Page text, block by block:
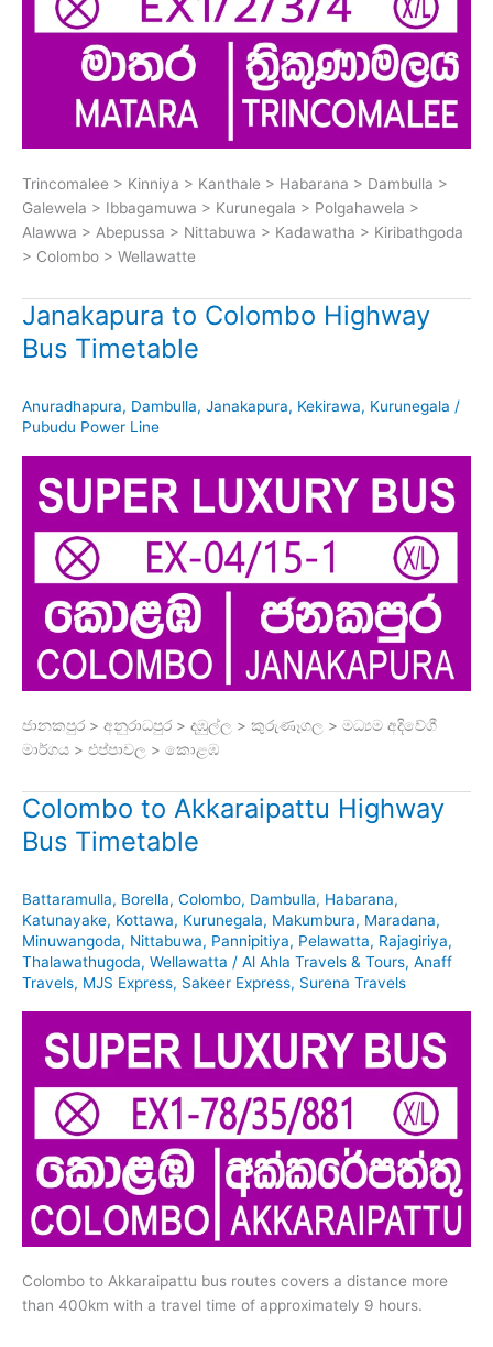
Trincomalee > Kinniya > Kanthale > Habarana > Dambulla >
Galewela > Ibbagamuwa > Kurunegala > Polgahawela >
Alawwa > Abepussa > Nittabuwa > Kadawatha > Kiribathgoda
> Colombo > Wellawatte
Janakapura to Colombo Highway
Bus Timetable
Anuradhapura, Dambulla, Janakapura, Kekirawa, Kurunegala /
Pubudu Power Line
ජානකපුර > අනුරාධපුර > දඹුල්ල > කුරුණෑගල > මධ්‍යම අදිවේගී
මාර්ගය > එප්පාවල > කොළඹ
Colombo to Akkaraipattu Highway
Bus Timetable
Battaramulla, Borella, Colombo, Dambulla, Habarana,
Katunayake, Kottawa, Kurunegala, Makumbura, Maradana,
Minuwangoda, Nittabuwa, Pannipitiya, Pelawatta, Rajagiriya,
Thalawathugoda, Wellawatta / Al Ahla Travels & Tours, Anaff
Travels, MJS Express, Sakeer Express, Surena Travels
Colombo to Akkaraipattu bus routes covers a distance more
than 400km with a travel time of approximately 9 hours.